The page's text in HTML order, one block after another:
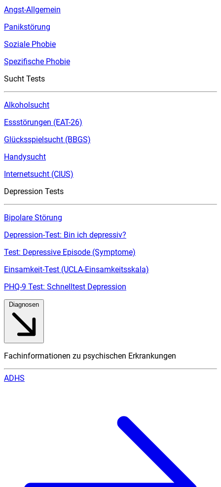
Angst-Allgemein
Panikstörung
Soziale Phobie
Spezifische Phobie
Sucht Tests
Alkoholsucht
Essstörungen (EAT-26)
Glücksspielsucht (BBGS)
Handysucht
Internetsucht (CIUS)
Depression Tests
Bipolare Störung
Depression-Test: Bin ich depressiv?
Test: Depressive Episode (Symptome)
Einsamkeit-Test (UCLA-Einsamkeitsskala)
PHQ-9 Test: Schnelltest Depression
Fachinformationen zu psychischen Erkrankungen
ADHS